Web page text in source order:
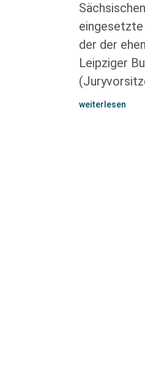
der der
Leipziger
weiterlesen